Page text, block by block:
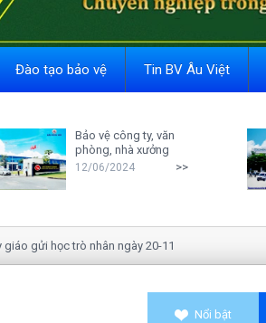
Đào tạo bảo vệ Tin BV Âu Việt
Bảo vệ công ty, văn
phòng, nhà xưởng
12/06/2024 >>
học trò nhân ngày 20-11
Nổi bật